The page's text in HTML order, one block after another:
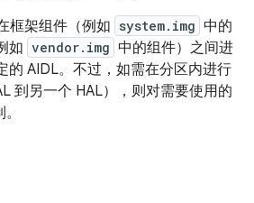
框架组件（例如 system.img 中的
如 vendor.img 中的组件）之间进
的 AIDL。不过，如需在分区内进行
到另一个 HAL），则对需要使用的